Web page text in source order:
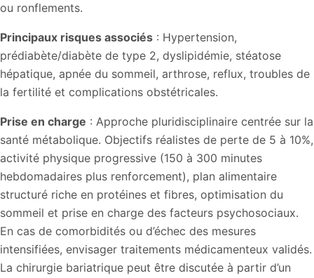
ou ronflements.
Principaux risques associés : Hypertension,
prédiabète/diabète de type 2, dyslipidémie, stéatose
hépatique, apnée du sommeil, arthrose, reflux, troubles de
la fertilité et complications obstétricales.
Prise en charge : Approche pluridisciplinaire centrée sur la
santé métabolique. Objectifs réalistes de perte de 5 à 10%,
activité physique progressive (150 à 300 minutes
hebdomadaires plus renforcement), plan alimentaire
structuré riche en protéines et fibres, optimisation du
sommeil et prise en charge des facteurs psychosociaux.
En cas de comorbidités ou d’échec des mesures
intensifiées, envisager traitements médicamenteux validés.
La chirurgie bariatrique peut être discutée à partir d’un